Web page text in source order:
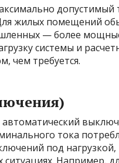
допустимый
жилых помещений
— более
системы и
чем требуется.
тока
под